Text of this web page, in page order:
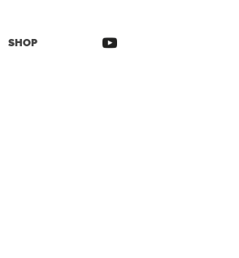
SHOP